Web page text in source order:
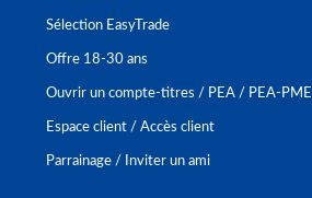
Sélection EasyTrade
Offre 18-30 ans
Ouvrir un compte-titres / PEA / PEA-PME
Espace client / Accès client
Parrainage / Inviter un ami